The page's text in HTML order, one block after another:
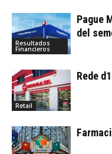
Resultados
Financieros
Pague
del
Retail
Rede